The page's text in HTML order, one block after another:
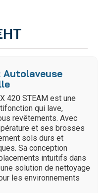
HT
Autolaveuse
420 STEAM est une
qui lave,
revêtements. Avec
et ses brosses
sols durs et
Sa conception
intuitifs dans
solution de nettoyage
les environnements